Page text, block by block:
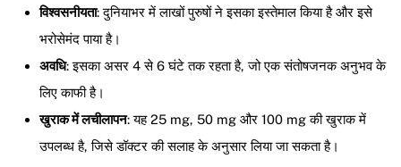
विश्वसनीयता: दुनियाभर में लाखों पुरुषों ने इसका इस्तेमाल किया है और इसे
भरोसेमंद पाया है।
अवधि: इसका असर 4 से 6 घंटे तक रहता है, जो एक संतोषजनक अनुभव के
लिए काफी है।
खुराक में लचीलापन: यह 25 mg, 50 mg और 100 mg की खुराक में
उपलब्ध है, जिसे डॉक्टर की सलाह के अनुसार लिया जा सकता है।